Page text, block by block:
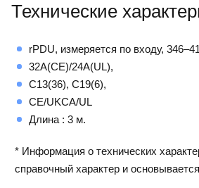
Технические
rPDU, измеряется по входу,
32A(CE)/24A(UL),
C13(36), C19(6),
CE/UKCA/UL
Длина : 3 м.
* Информация о технических
справочный характер и